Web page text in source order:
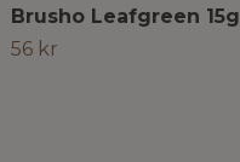
Brusho Leafgreen 15g
56 kr